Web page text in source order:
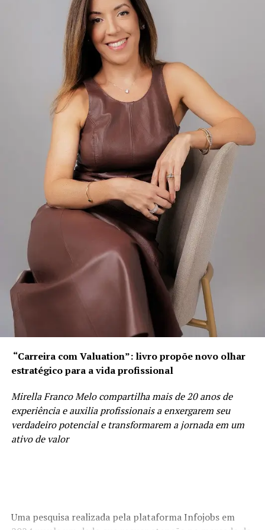
políticos e a coletividade. Mas fica nisso. Não é algo que
traria angústia e aflição.
Protocolado em 2023, o texto de Crivella foi,
inicialmente, apelidade de “anistia light” por abarcar
apenas manifestantes que se envolveram nos atos de 8
de Janeiro e não depredaram patrimônio público nem
atacaram policiais. Após a condenação de Bolsonaro e de
aliados do ex-presidente, o texto ganhou uma nova
discussão na Câmara…
BRASIL DAS INJUSTIÇAS… E O POVO PAGA A CONTA.
“Carreira com Valuation”: livro propõe novo olhar
estratégico para a vida profissional
Mirella Franco Melo compartilha mais de 20 anos de
experiência e auxilia profissionais a enxergarem seu
verdadeiro potencial e transformarem a jornada em um
ativo de valor
Uma pesquisa realizada pela plataforma Infojobs em